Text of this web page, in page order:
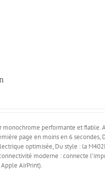
performante et fiable.
page en moins en 6
optimisée, Du style : la
moderne : connecte
AirPrint).